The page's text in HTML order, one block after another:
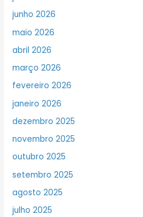
junho 2026
maio 2026
abril 2026
março 2026
fevereiro 2026
janeiro 2026
dezembro 2025
novembro 2025
outubro 2025
setembro 2025
agosto 2025
julho 2025